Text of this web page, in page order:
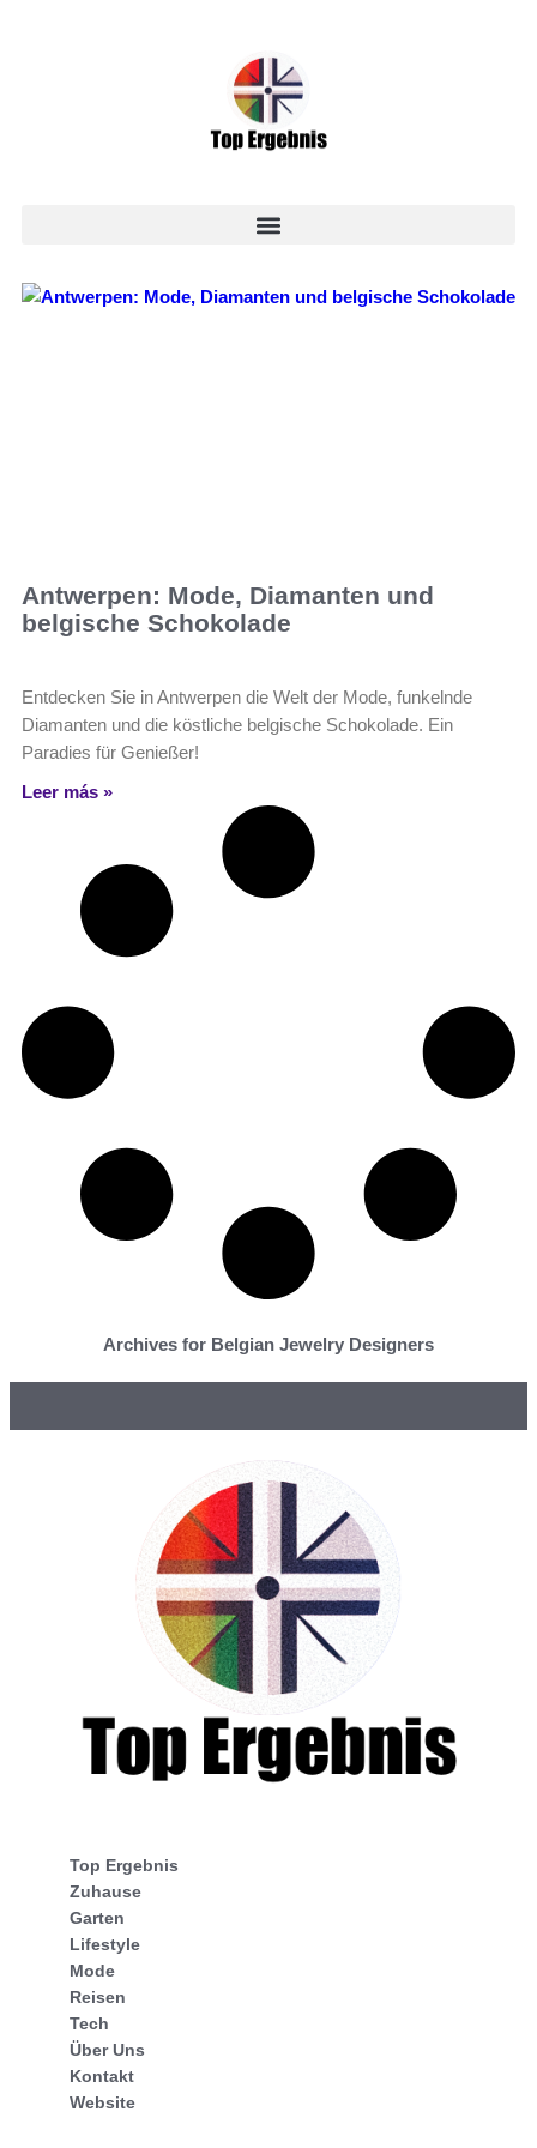
Antwerpen: Mode, Diamanten und
belgische Schokolade
Entdecken Sie in Antwerpen die Welt der Mode, funkelnde
Diamanten und die köstliche belgische Schokolade. Ein
Paradies für Genießer!
Leer más »
Archives for Belgian Jewelry Designers
Top Ergebnis
Zuhause
Garten
Lifestyle
Mode
Reisen
Tech
Über Uns
Kontakt
Website